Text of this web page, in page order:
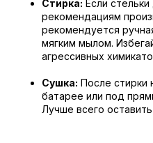
Стирка: Если
рекомендациям
рекомендуется
мягким мылом.
агрессивных
Сушка: После стирки
батарее или под
Лучше всего